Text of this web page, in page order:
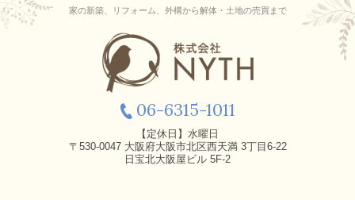
家の新築、リフォーム、外構から解体・土地の売買まで
06-6315-1011
【定休日】水曜日
〒530-0047 大阪府大阪市北区西天満 3丁目6-22
日宝北大阪屋ビル 5F-2